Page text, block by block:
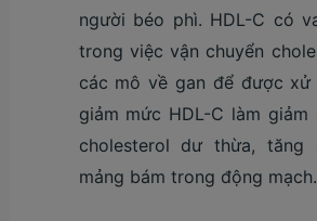
người béo phì. HDL-C có
trong việc vận chuyển
các mô về gan để được
giảm mức HDL-C làm
cholesterol dư thừa,
mảng bám trong động mạch.